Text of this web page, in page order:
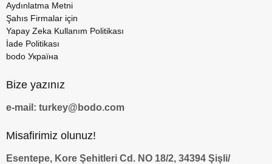
Aydınlatma Metni
Şahıs Firmalar için
Yapay Zeka Kullanım Politikası
İade Politikası
bodo Україна
Bize yazınız
e-mail: turkey@bodo.com
Misafirimiz olunuz!
Esentepe, Kore Şehitleri Cd. NO 18/2, 34394 Şişli/